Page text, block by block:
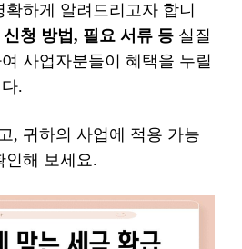
하게 알려드리고자 합니
청 방법, 필요 서류 등 실질
사업자분들이 혜택을 누릴
.
, 귀하의 사업에 적용 가능
인해 보세요.